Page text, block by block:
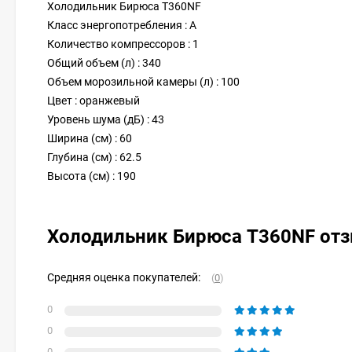
Холодильник Бирюса T360NF
Класс энергопотребления : A
Количество компрессоров : 1
Общий объем (л) : 340
Объем морозильной камеры (л) : 100
Цвет : оранжевый
Уровень шума (дБ) : 43
Ширина (см) : 60
Глубина (см) : 62.5
Высота (см) : 190
Холодильник Бирюса T360NF
Средняя оценка покупателей: (0)
0
0